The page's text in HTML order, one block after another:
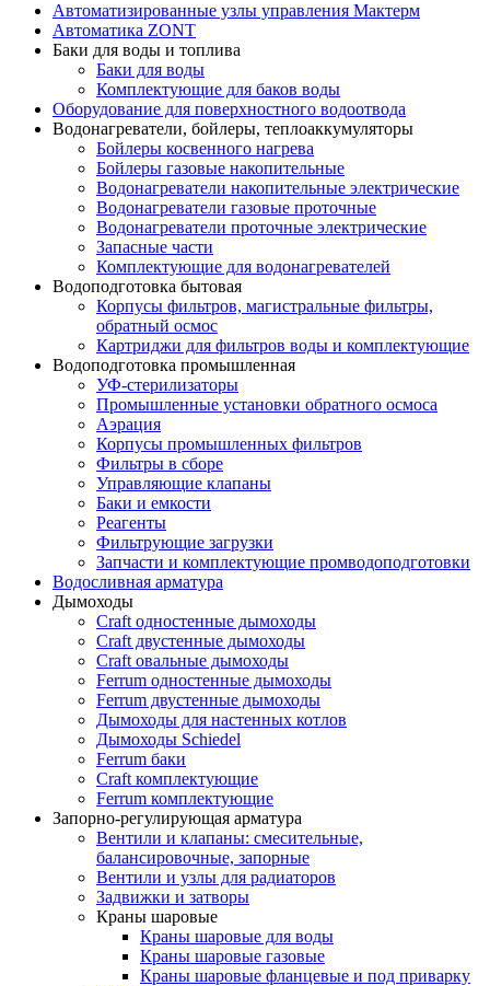
Автоматизированные узлы управления Мактерм
Автоматика ZONT
Баки для воды и топлива
Баки для воды
Комплектующие для баков воды
Оборудование для поверхностного водоотвода
Водонагреватели, бойлеры, теплоаккумуляторы
Бойлеры косвенного нагрева
Бойлеры газовые накопительные
Водонагреватели накопительные электрические
Водонагреватели газовые проточные
Водонагреватели проточные электрические
Запасные части
Комплектующие для водонагревателей
Водоподготовка бытовая
Корпусы фильтров, магистральные фильтры,
обратный осмос
Картриджи для фильтров воды и комплектующие
Водоподготовка промышленная
УФ-стерилизаторы
Промышленные установки обратного осмоса
Аэрация
Корпусы промышленных фильтров
Фильтры в сборе
Управляющие клапаны
Баки и емкости
Реагенты
Фильтрующие загрузки
Запчасти и комплектующие промводоподготовки
Водосливная арматура
Дымоходы
Craft одностенные дымоходы
Craft двустенные дымоходы
Craft овальные дымоходы
Ferrum одностенные дымоходы
Ferrum двустенные дымоходы
Дымоходы для настенных котлов
Дымоходы Schiedel
Ferrum баки
Craft комплектующие
Ferrum комплектующие
Запорно-регулирующая арматура
Вентили и клапаны: смесительные,
балансировочные, запорные
Вентили и узлы для радиаторов
Задвижки и затворы
Краны шаровые
Краны шаровые для воды
Краны шаровые газовые
Краны шаровые фланцевые и под приварку